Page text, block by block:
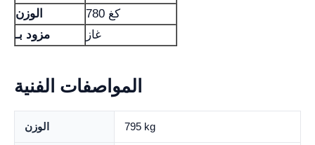
الوزن
780 كغ
مزود بـ
غاز
المواصفات الفنية
الوزن 795 kg